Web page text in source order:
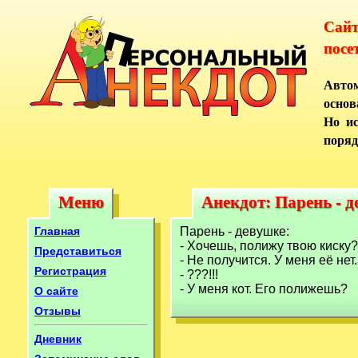
Но
Меню
Меню
Главная
Представиться
Регистрация
О сайте
Отзывы
Дневник
Анекдот: Парень -
Анекдот: Парень -
Парень - девушке:
- Хочешь, полижу твою киску?
- Не получится. У меня её нет.
- ???!!!
- У меня кот. Его полижешь?